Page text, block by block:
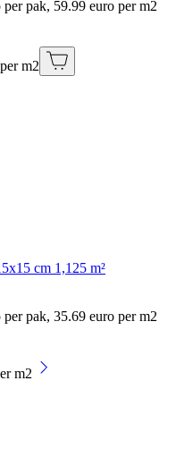
pak, 59.99 euro per m2
m2
cm 1,125 m²
pak, 35.69 euro per m2
m2